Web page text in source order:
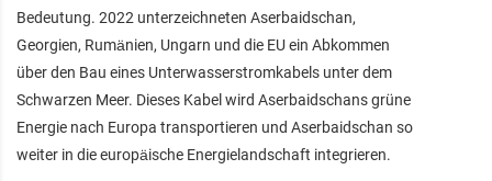
Bedeutung. 2022 unterzeichneten Aserbaidschan,
Georgien, Rumänien, Ungarn und die EU ein Abkommen
über den Bau eines Unterwasserstromkabels unter dem
Schwarzen Meer. Dieses Kabel wird Aserbaidschans grüne
Energie nach Europa transportieren und Aserbaidschan so
weiter in die europäische Energielandschaft integrieren.